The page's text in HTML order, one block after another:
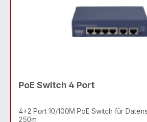
PoE Switch 4 Port
4+2 Port 10/100M PoE Switch für
250m